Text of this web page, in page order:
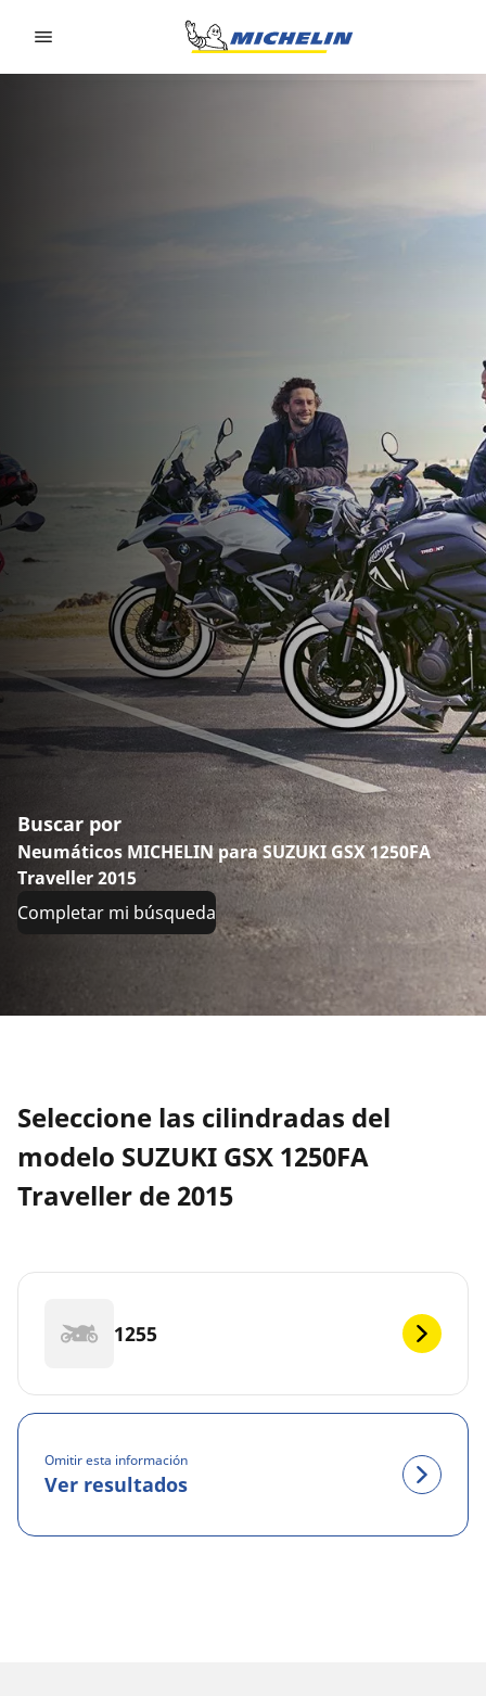
Buscar por
Neumáticos MICHELIN para SUZUKI GSX 1250FA
Traveller 2015
Completar mi búsqueda
Seleccione las cilindradas del
modelo SUZUKI GSX 1250FA
Traveller de 2015
1255
Omitir esta información
Ver resultados